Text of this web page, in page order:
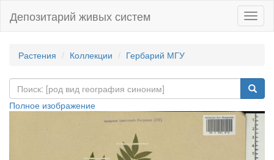
Депозитарий живых систем
Растения Коллекции Гербарий МГУ
Полное изображение